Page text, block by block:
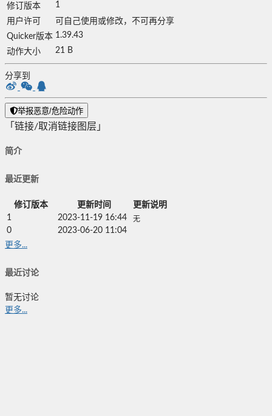
修订版本
1
用户许可
可自己使用或修改，不可再分享
Quicker版本 1.39.43
动作大小
21 B
分享到
举报恶意/危险动作
「链接/取消链接图层」
简介
最近更新
修订版本 更新时间
更新说明
1
2023-11-19 16:44 无
0
2023-06-20 11:04
更多...
最近讨论
暂无讨论
更多...